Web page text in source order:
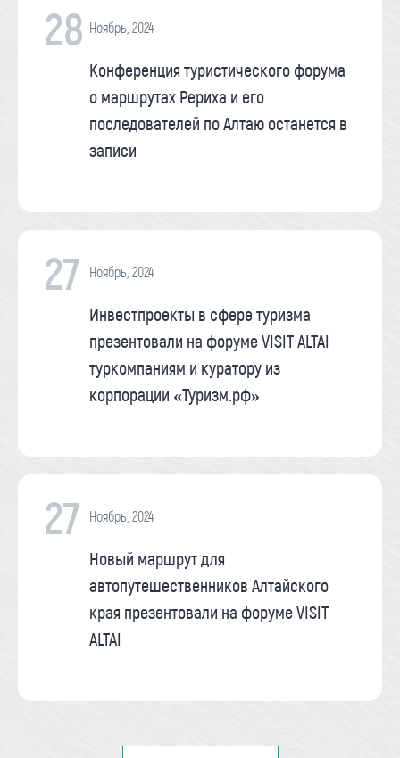
28 Ноябрь, 2024
Конференция туристического форума
о маршрутах Рериха и его
последователей по Алтаю останется в
записи
27 Ноябрь, 2024
Инвестпроекты в сфере туризма
презентовали на форуме VISIT ALTAI
туркомпаниям и куратору из
корпорации «Туризм.рф»
27 Ноябрь, 2024
Новый маршрут для
автопутешественников Алтайского
края презентовали на форуме VISIT
ALTAI